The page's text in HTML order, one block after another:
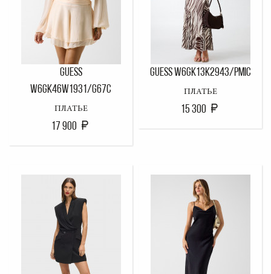
GUESS
W6GK46W1931/G67C
ПЛАТЬЕ
17 900
GUESS W6GK13K2943/PMIC
ПЛАТЬЕ
15 300